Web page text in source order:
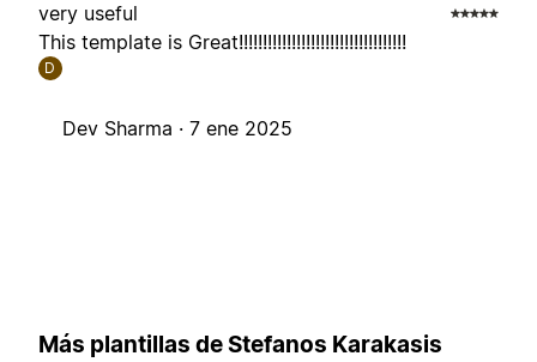
very useful
This template is Great!!!!!!!!!!!!!!!!!!!!!!!!!!!!!!!!!!!
D
Dev Sharma · 7 ene 2025
Más plantillas de Stefanos Karakasis